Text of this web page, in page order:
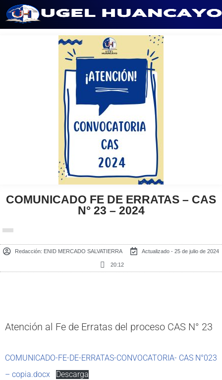
COMUNICADO FE DE ERRATAS – CAS
N° 23 – 2024
Redacción: ENID MERCADO SALVATIERRA Actualizado - 25 de julio de 2024
20:12
Atención al Fe de Erratas del proceso CAS N° 23
COMUNICADO-FE-DE-ERRATAS-CONVOCATORIA- CAS N°023
– copia.docx
Descarga